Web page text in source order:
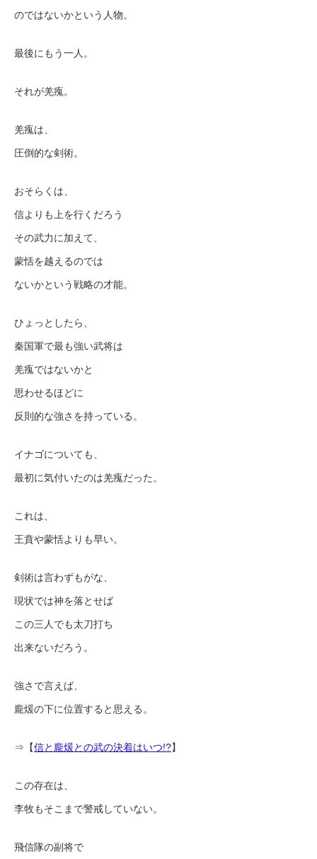
のではないかという人物。
最後にもう一人。
それが羌瘣。
羌瘣は、
圧倒的な剣術。
おそらくは、
信よりも上を行くだろう
その武力に加えて、
蒙恬を越えるのでは
ないかという戦略の才能。
ひょっとしたら、
秦国軍で最も強い武将は
羌瘣ではないかと
思わせるほどに
反則的な強さを持っている。
イナゴについても、
最初に気付いたのは羌瘣だった。
これは、
王賁や蒙恬よりも早い。
剣術は言わずもがな、
現状では神を落とせば
この三人でも太刀打ち
出来ないだろう。
強さで言えば、
龐煖の下に位置すると思える。
⇒【信と龐煖との武の決着はいつ!?】
この存在は、
李牧もそこまで警戒していない。
飛信隊の副将で